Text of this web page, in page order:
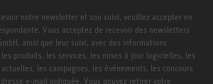
notre newsletter et son suivi, veuillez accepter en
Vous acceptez de recevoir des newsletters
ainsi que leur suivi, avec des informations
produits, les services, les mises à jour logicielles, les
les campagnes, les événements, les concours
e-mail indiquée. Vous pouvez retirer votre